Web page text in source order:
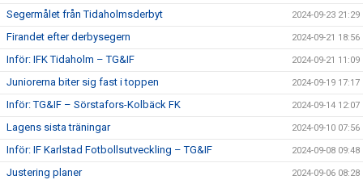
Segermålet från Tidaholmsderbyt 2024-09-23 21:29
Firandet efter derbysegern 2024-09-21 18:56
Inför: IFK Tidaholm – TG&IF 2024-09-21 11:09
Juniorerna biter sig fast i toppen 2024-09-19 17:17
Inför: TG&IF – Sörstafors-Kolbäck FK 2024-09-14 12:07
Lagens sista träningar 2024-09-10 07:56
Inför: IF Karlstad Fotbollsutveckling – TG&IF 2024-09-08 09:48
Justering planer 2024-09-06 08:28